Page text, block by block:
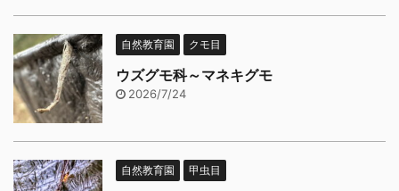
自然教育園 クモ目
ウズグモ科～マネキグモ
2026/7/24
自然教育園 甲虫目